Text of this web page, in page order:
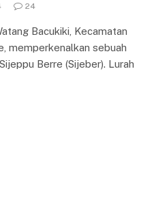
24
Bacukiki, Kecamatan
memperkenalkan sebuah
Berre (Sijeber). Lurah